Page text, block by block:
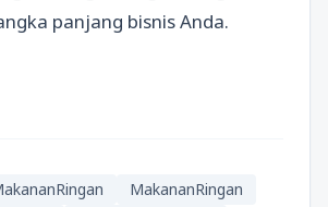
panjang bisnis Anda.
MakananRingan